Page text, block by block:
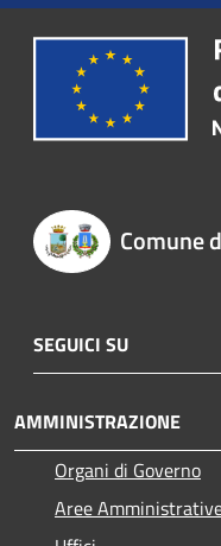
Comune
SEGUICI SU
AMMINISTRAZIONE
Organi di Governo
Aree